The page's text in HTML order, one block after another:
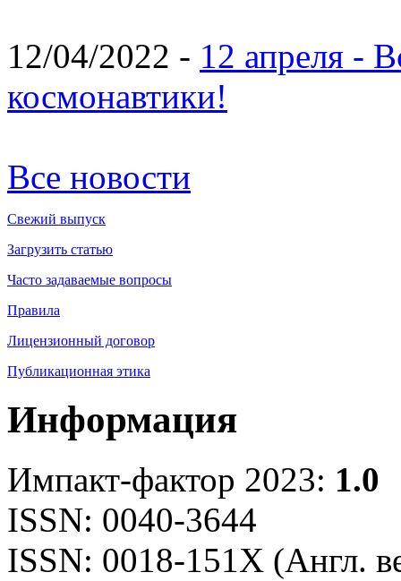
12/04/2022 - 12 апреля -
космонавтики!
Все новости
Свежий выпуск
Загрузить статью
Часто задаваемые вопросы
Правила
Лицензионный договор
Публикационная этика
Информация
Импакт-фактор 2023: 1.0
ISSN: 0040-3644
ISSN: 0018-151X (Англ.